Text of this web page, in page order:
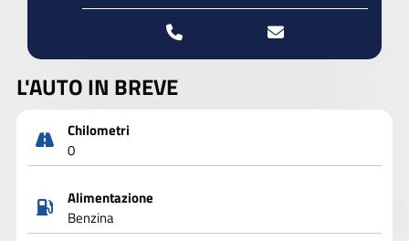
L'AUTO IN BREVE
Chilometri
0
Alimentazione
Benzina